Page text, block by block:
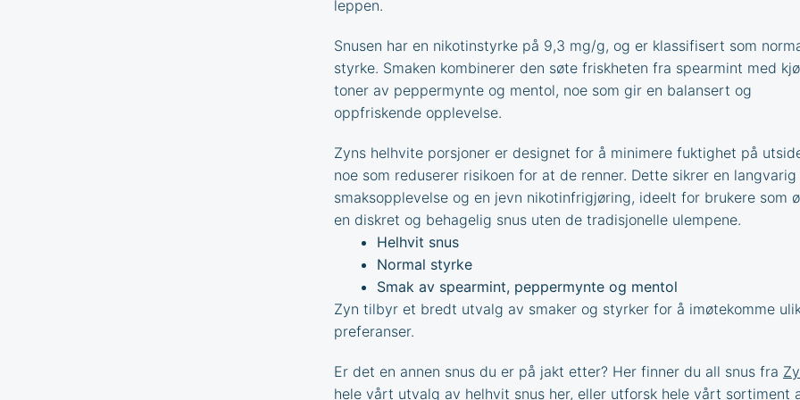
leppen.
Snusen har en nikotinstyrke på 9,3 mg/g, og er klassifisert som
styrke. Smaken kombinerer den søte friskheten fra spearmint med
toner av peppermynte og mentol, noe som gir en balansert og
oppfriskende opplevelse.
Zyns helhvite porsjoner er designet for å minimere fuktighet på
noe som reduserer risikoen for at de renner. Dette sikrer en langvarig
smaksopplevelse og en jevn nikotinfrigjøring, ideelt for brukere som
en diskret og behagelig snus uten de tradisjonelle ulempene.
Helhvit snus
Normal styrke
Smak av spearmint, peppermynte og mentol
Zyn tilbyr et bredt utvalg av smaker og styrker for å imøtekomme
preferanser.
Er det en annen snus du er på jakt etter? Her finner du all snus fra
hele vårt utvalg av helhvit snus her, eller utforsk hele vårt sortiment